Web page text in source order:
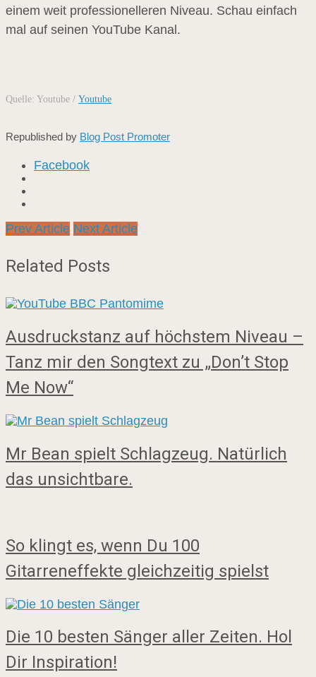
einem weit professionelleren Niveau. Schau einfach
mal auf seinen YouTube Kanal.
Quelle: Youtube / Youtube
Republished by Blog Post Promoter
Facebook
Prev Article Next Article
Related Posts
Ausdruckstanz auf höchstem Niveau –
Tanz mir den Songtext zu „Don’t Stop
Me Now“
Mr Bean spielt Schlagzeug. Natürlich
das unsichtbare.
So klingt es, wenn Du 100
Gitarreneffekte gleichzeitig spielst
Die 10 besten Sänger aller Zeiten. Hol
Dir Inspiration!